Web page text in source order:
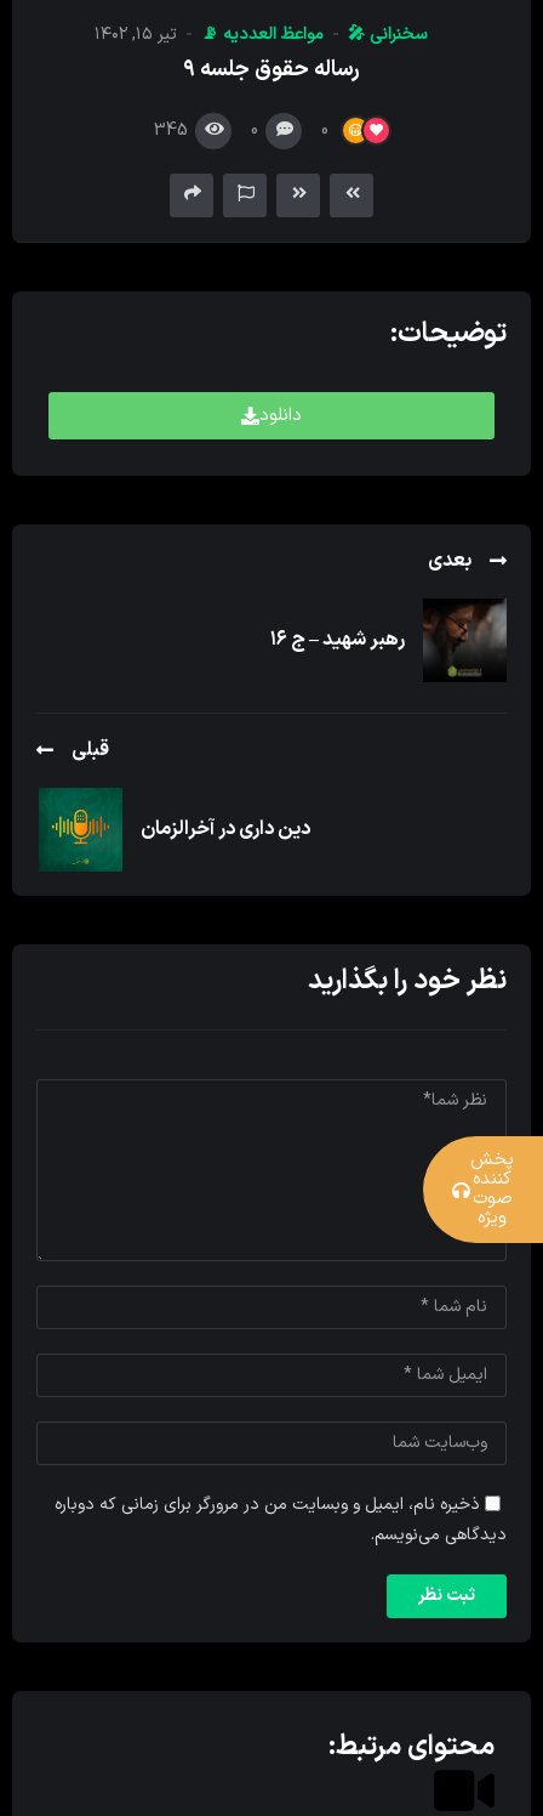
سخنرانی 🎤 مواعظ العددیه 📡 تیر ۱۵, ۱۴۰۲
رساله حقوق جلسه ۹
0
0
345
توضیحات:
دانلود
بعدی
رهبر شهید – ج ۱۶
قبلی
دین داری در آخرالزمان
نظر خود را بگذارید
ذخیره نام، ایمیل و وبسایت من در مرورگر برای زمانی که دوباره
دیدگاهی می‌نویسم.
محتوای مرتبط:
پخش
کننده
صوت
ویژه